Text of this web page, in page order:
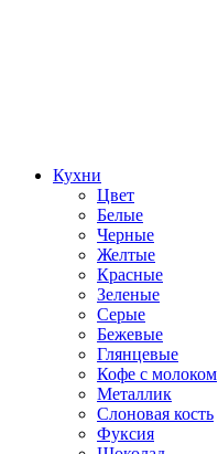
Кухни
Цвет
Белые
Черные
Желтые
Красные
Зеленые
Серые
Бежевые
Глянцевые
Кофе с молоком
Металлик
Слоновая кость
Фуксия